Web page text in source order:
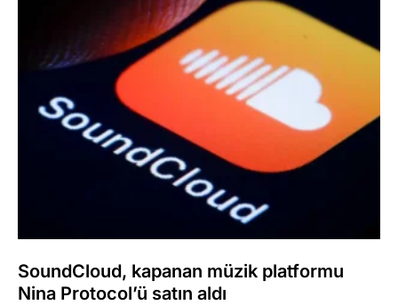
SoundCloud, kapanan müzik platformu
Nina Protocol’ü satın aldı